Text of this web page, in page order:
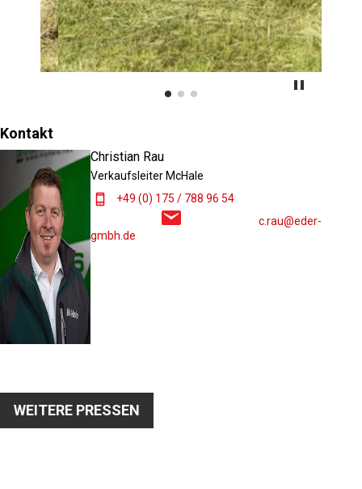
Kontakt
Christian Rau
Verkaufsleiter McHale
+49 (0) 175 / 788 96 54
c.rau@eder-
gmbh.de
WEITERE PRESSEN